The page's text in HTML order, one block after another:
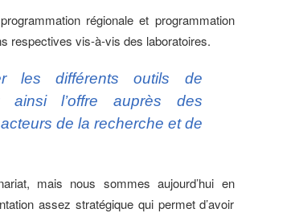
régionale et programmation
respectives vis-à-vis des laboratoires.
les différents outils de
ainsi l’offre auprès des
de la recherche et de
mais nous sommes aujourd’hui en
assez stratégique qui permet d’avoir